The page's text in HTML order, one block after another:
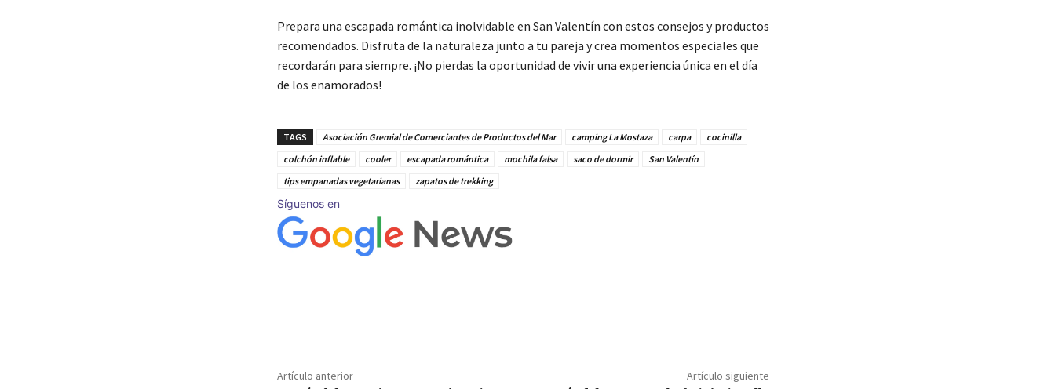
Prepara una escapada romántica inolvidable en San Valentín con estos consejos y productos
recomendados. Disfruta de la naturaleza junto a tu pareja y crea momentos especiales que
recordarán para siempre. ¡No pierdas la oportunidad de vivir una experiencia única en el día
de los enamorados!
TAGS Asociación Gremial de Comerciantes de Productos del Mar camping La Mostaza carpa
cocinilla
colchón inflable
cooler escapada romántica mochila falsa saco de dormir
San Valentín
tips empanadas vegetarianas
zapatos de trekking
Síguenos en
Artículo anterior Artículo siguiente